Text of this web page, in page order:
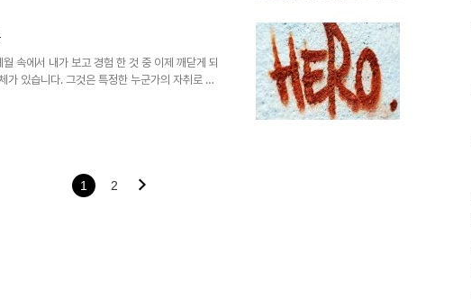
은 있을 지언정- 하지만 정작 우리들의 36년이
는 특정한 인물들만이 있을 뿐입니다. 왜일..
속에서 내가 보고 경험 한 것 중 이제 깨닫게 되
가 있습니다. 그것은 특정한 누군가의 자취로 인
할 수 있는데, 마치 그것은 정말 보이지 않는
시무시한 말이 어떻게 그대로의 진실이 되어..
1 2